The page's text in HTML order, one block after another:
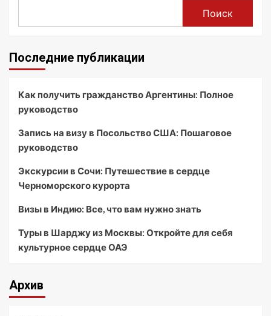
Поиск
Последние публикации
Как получить гражданство Аргентины: Полное
руководство
Запись на визу в Посольство США: Пошаговое
руководство
Экскурсии в Сочи: Путешествие в сердце
Черноморского курорта
Визы в Индию: Все, что вам нужно знать
Туры в Шарджу из Москвы: Откройте для себя
культурное сердце ОАЭ
Архив